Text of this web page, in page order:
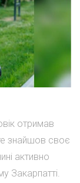
отримав
знайшов своє
активно
Закарпатті.